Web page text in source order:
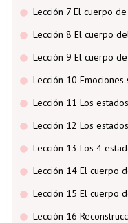
Lección 7 El cuerpo
Lección 8 El cuerpo
Lección 9 El cuerpo
Lección 10 Emociones
Lección 11 Los
Lección 12 Los
Lección 13 Los 4
Lección 14 El cuerpo
Lección 15 El cuerpo
Lección 16